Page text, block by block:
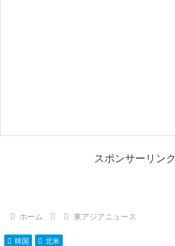
スポンサーリンク
ホーム 東アジアニュース
韓国 北米